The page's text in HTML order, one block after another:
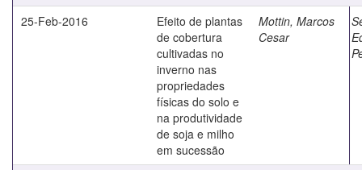
25-Feb-2016
Efeito de plantas
de cobertura
cultivadas no
inverno nas
propriedades
físicas do solo e
na produtividade
de soja e milho
em sucessão
Mottin, Marcos
Cesar